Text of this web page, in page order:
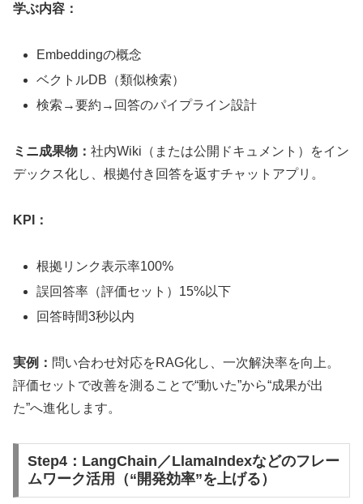
学ぶ内容：
Embeddingの概念
ベクトルDB（類似検索）
検索→要約→回答のパイプライン設計
ミニ成果物： 社内Wiki（または公開ドキュメント）をイン
デックス化し、根拠付き回答を返すチャットアプリ。
KPI：
根拠リンク表示率100%
誤回答率（評価セット）15%以下
回答時間3秒以内
実例： 問い合わせ対応をRAG化し、一次解決率を向上。
評価セットで改善を測ることで“動いた”から“成果が出
た”へ進化します。
Step4：LangChain／LlamaIndexなどのフレー
ムワーク活用（“開発効率”を上げる）